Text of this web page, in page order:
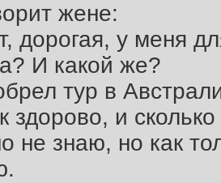
жене:
дорогая, у меня
И какой же?
тур в
здорово, и
не знаю, но как